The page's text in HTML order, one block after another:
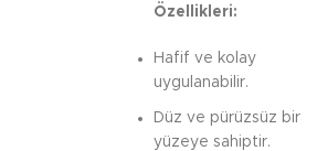
Özellikleri:
Hafif ve kolay
uygulanabilir.
Düz ve pürüzsüz bir
yüzeye sahiptir.